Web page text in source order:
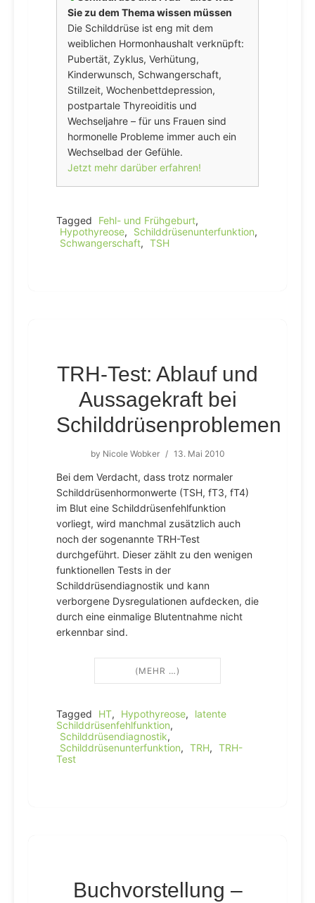
Sie zu dem Thema wissen müssen
Die Schilddrüse ist eng mit dem
weiblichen Hormonhaushalt verknüpft:
Pubertät, Zyklus, Verhütung,
Kinderwunsch, Schwangerschaft,
Stillzeit, Wochenbettdepression,
postpartale Thyreoiditis und
Wechseljahre – für uns Frauen sind
hormonelle Probleme immer auch ein
Wechselbad der Gefühle.
Jetzt mehr darüber erfahren!
Tagged Fehl- und Frühgeburt,
Hypothyreose, Schilddrüsenunterfunktion,
Schwangerschaft, TSH
TRH-Test: Ablauf und
Aussagekraft bei
Schilddrüsenproblemen
by Nicole Wobker / 13. Mai 2010
Bei dem Verdacht, dass trotz normaler
Schilddrüsenhormonwerte (TSH, fT3, fT4)
im Blut eine Schilddrüsenfehlfunktion
vorliegt, wird manchmal zusätzlich auch
noch der sogenannte TRH-Test
durchgeführt. Dieser zählt zu den wenigen
funktionellen Tests in der
Schilddrüsendiagnostik und kann
verborgene Dysregulationen aufdecken, die
durch eine einmalige Blutentnahme nicht
erkennbar sind.
(MEHR …)
Tagged HT, Hypothyreose,
latente
Schilddrüsenfehlfunktion,
Schilddrüsendiagnostik,
Schilddrüsenunterfunktion, TRH, TRH-
Test
Buchvorstellung –